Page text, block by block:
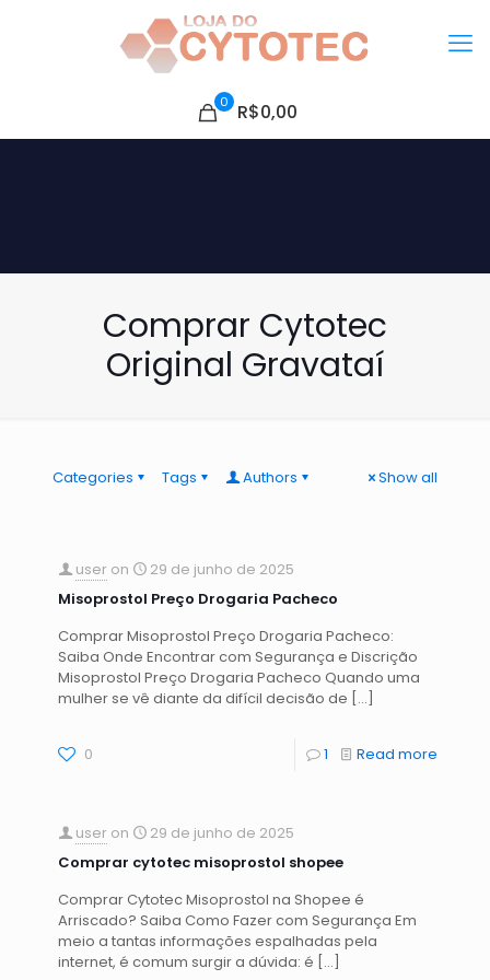
0 R$0,00
Comprar Cytotec
Original Gravataí
Categories Tags Authors Show all
user on
29 de junho de 2025
Misoprostol Preço Drogaria Pacheco
Comprar Misoprostol Preço Drogaria Pacheco:
Saiba Onde Encontrar com Segurança e Discrição
Misoprostol Preço Drogaria Pacheco Quando uma
mulher se vê diante da difícil decisão de […]
0 1 Read more
user on
29 de junho de 2025
Comprar cytotec misoprostol shopee
Comprar Cytotec Misoprostol na Shopee é
Arriscado? Saiba Como Fazer com Segurança Em
meio a tantas informações espalhadas pela
internet, é comum surgir a dúvida: é […]